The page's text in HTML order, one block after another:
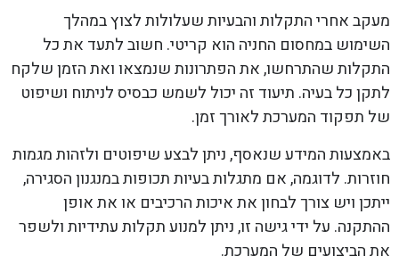
מעקב אחרי התקלות והבעיות שעלולות לצוץ במהלך
השימוש במחסום החניה הוא קריטי. חשוב לתעד את כל
התקלות שהתרחשו, את הפתרונות שנמצאו ואת הזמן שלקח
לתקן כל בעיה. תיעוד זה יכול לשמש כבסיס לניתוח ושיפוט
של תפקוד המערכת לאורך זמן.
באמצעות המידע שנאסף, ניתן לבצע שיפוטים ולזהות מגמות
חוזרות. לדוגמה, אם מתגלות בעיות תכופות במנגנון הסגירה,
ייתכן ויש צורך לבחון את איכות הרכיבים או את אופן
ההתקנה. על ידי גישה זו, ניתן למנוע תקלות עתידיות ולשפר
את הביצועים של המערכת.